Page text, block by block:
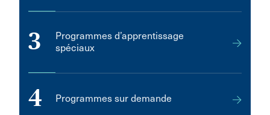
3
Programmes d’apprentissage
spéciaux
4 Programmes sur demande